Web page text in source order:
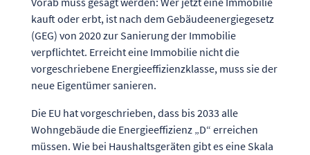
kauft oder erbt, ist nach dem Gebäudeenergiegesetz
(GEG) von 2020 zur Sanierung der Immobilie
verpflichtet. Erreicht eine Immobilie nicht die
vorgeschriebene Energieeffizienzklasse, muss sie der
neue Eigentümer sanieren.
Die EU hat vorgeschrieben, dass bis 2033 alle
Wohngebäude die Energieeffizienz „D“ erreichen
müssen. Wie bei Haushaltsgeräten gibt es eine Skala